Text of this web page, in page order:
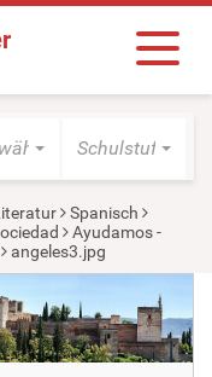
Schulstufe
Spanisch
Ayudamos -
angeles3.jpg